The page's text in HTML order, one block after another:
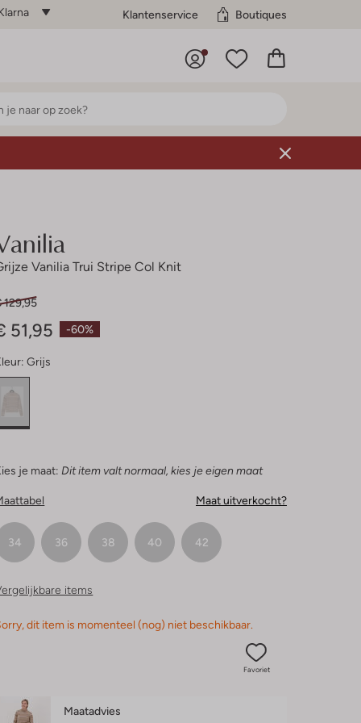
Klantenservice Boutiques
Vanilia Trui Stripe Col Knit
-60%
129,95
51,95
Grijs
je maat: Dit item valt normaal, kies je eigen maat
Maat uitverkocht?
34 36 38 40 42
items
dit item is momenteel (nog) niet beschikbaar.
Favoriet
Maatadvies